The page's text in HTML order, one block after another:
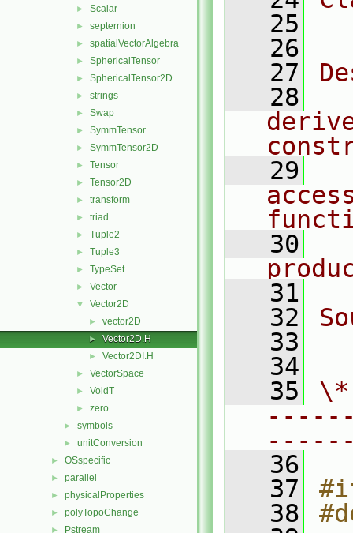
► Scalar
► septernion
► spatialVectorAlgebra
► SphericalTensor
► SphericalTensor2D
► strings
► Swap
► SymmTensor
► SymmTensor2D
► Tensor
► Tensor2D
► transform
► triad
► Tuple2
► Tuple3
► TypeSet
► Vector
▼ Vector2D
► vector2D
► Vector2D.H
► Vector2DI.H
► VectorSpace
► VoidT
► zero
► symbols
► unitConversion
► OSspecific
► parallel
► physicalProperties
► polyTopoChange
► Pstream
   25
   26
   27
   28
   29
   30
   31
   32
   33
   34
   35
   36
   37
   38